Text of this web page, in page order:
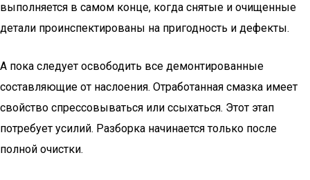
выполняется в самом конце, когда снятые и очищенные
детали проинспектированы на пригодность и дефекты.
А пока следует освободить все демонтированные
составляющие от наслоения. Отработанная смазка имеет
свойство спрессовываться или ссыхаться. Этот этап
потребует усилий. Разборка начинается только после
полной очистки.